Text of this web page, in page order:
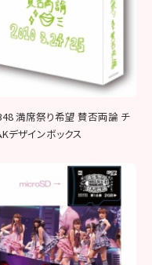
満席祭り希望 賛否両論 チ
デザインボックス